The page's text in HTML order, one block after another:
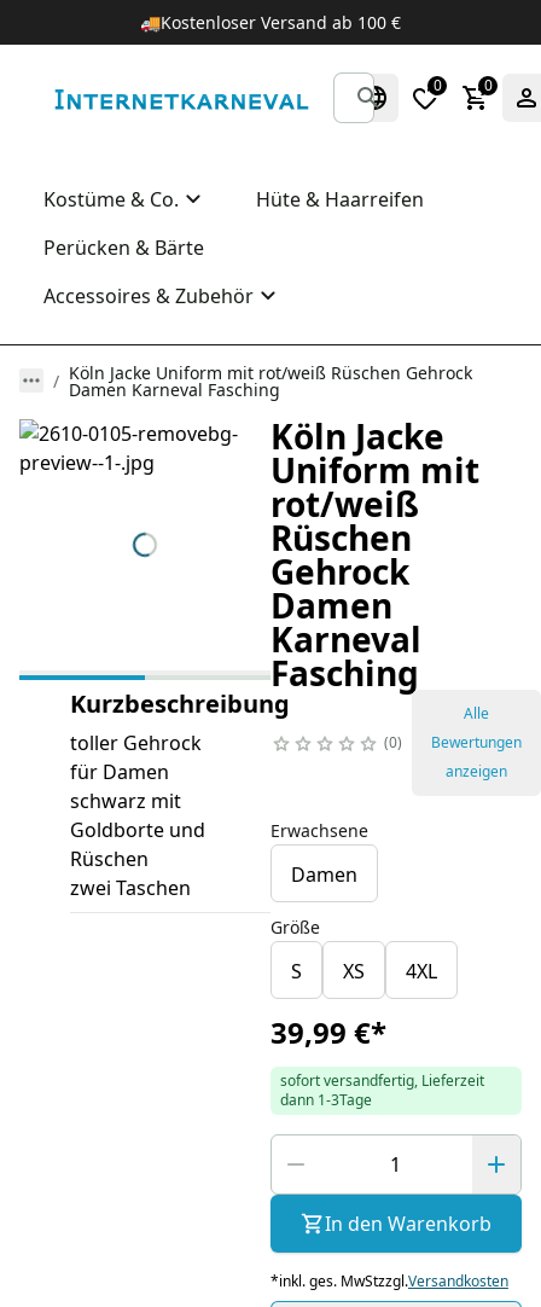
🚚Kostenloser Versand ab 100 €
0 0
Kostüme & Co.
Hüte & Haarreifen
Perücken & Bärte
Accessoires & Zubehör
Köln Jacke Uniform mit rot/weiß Rüschen Gehrock
Damen Karneval Fasching
Kurzbeschreibung
toller Gehrock
für Damen
schwarz mit
Goldborte und
Rüschen
zwei Taschen
Köln Jacke
Uniform mit
rot/weiß
Rüschen
Gehrock
Damen
Karneval
Fasching
0
Alle
Bewertungen
anzeigen
Erwachsene
Damen
Größe
S XS 4XL
39,99 €*
sofort versandfertig, Lieferzeit
dann 1-3Tage
In den Warenkorb
*inkl. ges. MwStzzgl.Versandkosten